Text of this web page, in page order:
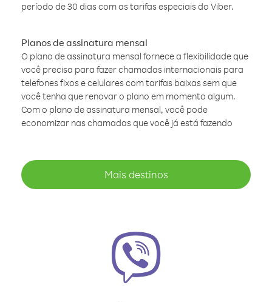
período de 30 dias com as tarifas especiais do Viber.
Planos de assinatura mensal
O plano de assinatura mensal fornece a flexibilidade que
você precisa para fazer chamadas internacionais para
telefones fixos e celulares com tarifas baixas sem que
você tenha que renovar o plano em momento algum.
Com o plano de assinatura mensal, você pode
economizar nas chamadas que você já está fazendo
Mais destinos